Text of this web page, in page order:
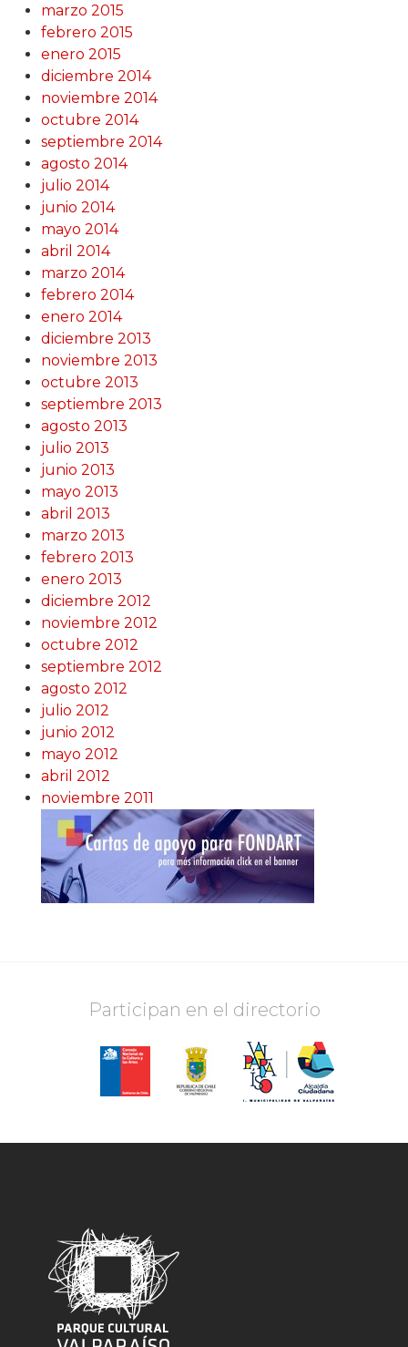
marzo 2015
febrero 2015
enero 2015
diciembre 2014
noviembre 2014
octubre 2014
septiembre 2014
agosto 2014
julio 2014
junio 2014
mayo 2014
abril 2014
marzo 2014
febrero 2014
enero 2014
diciembre 2013
noviembre 2013
octubre 2013
septiembre 2013
agosto 2013
julio 2013
junio 2013
mayo 2013
abril 2013
marzo 2013
febrero 2013
enero 2013
diciembre 2012
noviembre 2012
octubre 2012
septiembre 2012
agosto 2012
julio 2012
junio 2012
mayo 2012
abril 2012
noviembre 2011
Participan en el directorio